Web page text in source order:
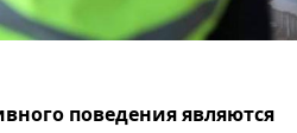
поведения являются